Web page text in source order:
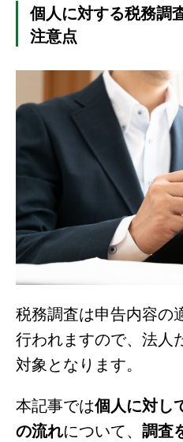
個人に対する税務調
注意点
税務調査は申告内容の
行われますので、法人
対象となります。
本記事では個人に対し
の流れについて、 調査